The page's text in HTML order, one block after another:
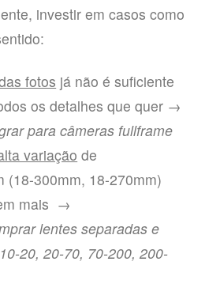
investir em casos como
fotos já não é suficiente
os detalhes que quer →
para câmeras fullframe
variação de
(18-300mm, 18-270mm)
mais →
lentes separadas e
10-20, 20-70, 70-200, 200-